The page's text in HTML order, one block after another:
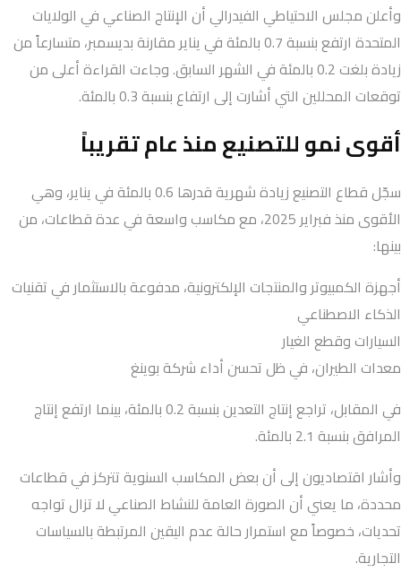
وأعلن مجلس الاحتياطي الفيدرالي أن الإنتاج الصناعي في الولايات
المتحدة ارتفع بنسبة 0.7 بالمئة في يناير مقارنة بديسمبر، متسارعاً من
زيادة بلغت 0.2 بالمئة في الشهر السابق. وجاءت القراءة أعلى من
توقعات المحللين التي أشارت إلى ارتفاع بنسبة 0.3 بالمئة.
أقوى نمو للتصنيع منذ عام تقريباً
سجّل قطاع التصنيع زيادة شهرية قدرها 0.6 بالمئة في يناير، وهي
الأقوى منذ فبراير 2025، مع مكاسب واسعة في عدة قطاعات، من
بينها:
أجهزة الكمبيوتر والمنتجات الإلكترونية، مدفوعة بالاستثمار في تقنيات
الذكاء الاصطناعي
السيارات وقطع الغيار
معدات الطيران، في ظل تحسن أداء شركة بوينغ
في المقابل، تراجع إنتاج التعدين بنسبة 0.2 بالمئة، بينما ارتفع إنتاج
المرافق بنسبة 2.1 بالمئة.
وأشار اقتصاديون إلى أن بعض المكاسب السنوية تتركز في قطاعات
محددة، ما يعني أن الصورة العامة للنشاط الصناعي لا تزال تواجه
تحديات، خصوصاً مع استمرار حالة عدم اليقين المرتبطة بالسياسات
التجارية.